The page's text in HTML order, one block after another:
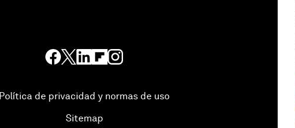
Política de privacidad y normas de uso
Sitemap